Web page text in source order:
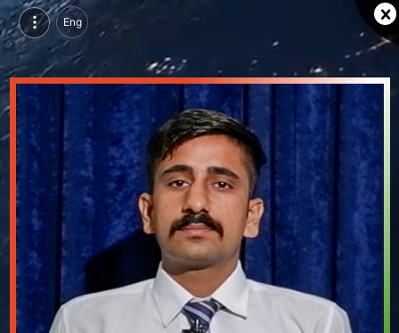
Eng
रावल सिंह राठौड़, परसुइन्ग एमटीएचएम, पीआईएचएम, उदयपुर | वीडियो परिचय देखें
रावल सिंह राठौड़, परसुइन्ग एमटीएचएम, पीआईएचएम, उदयपुर का वीडियो परिचय और सिंगल ब्रांडिंग पेज देखें।